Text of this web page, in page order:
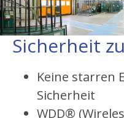
Sicherheit
Keine starren
Sicherheit
WDD®